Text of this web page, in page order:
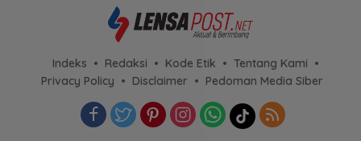
Indeks Redaksi Kode Etik
Tentang Kami
Privacy Policy
Disclaimer Pedoman Media Siber